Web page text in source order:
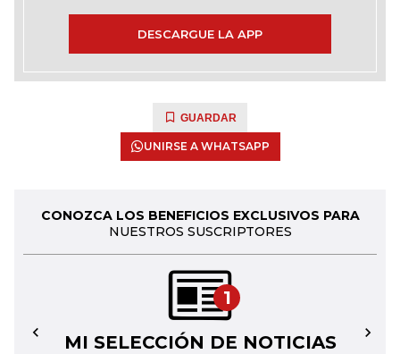
DESCARGUE LA APP
GUARDAR
UNIRSE A WHATSAPP
CONOZCA LOS BENEFICIOS EXCLUSIVOS PARA
NUESTROS SUSCRIPTORES
1
MI SELECCIÓN DE NOTICIAS
← →